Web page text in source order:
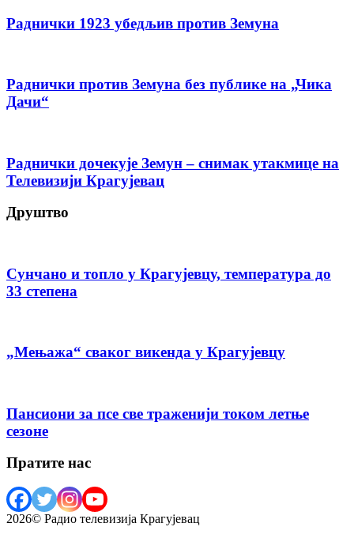
Раднички 1923 убедљив против Земуна
Раднички против Земуна без публике на „Чика
Дачи“
Раднички дочекује Земун – снимак утакмице на
Телевизији Крагујевац
Друштво
Сунчано и топло у Крагујевцу, температура до
33 степена
„Мењажа“ сваког викенда у Крагујевцу
Пансиони за псе све траженији током летње
сезоне
Пратите нас
2026© Радио телевизија Крагујевац